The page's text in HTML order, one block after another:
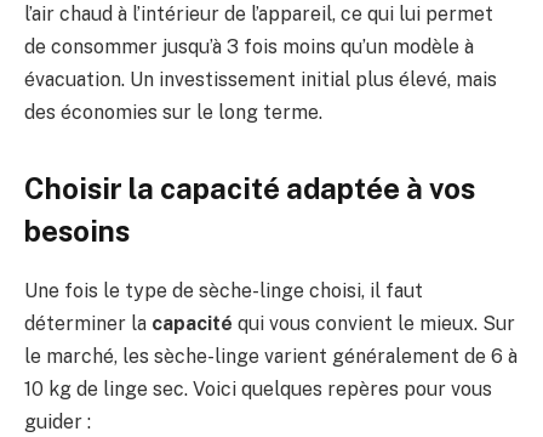
l’air chaud à l’intérieur de l’appareil, ce qui lui permet
de consommer jusqu’à 3 fois moins qu’un modèle à
évacuation. Un investissement initial plus élevé, mais
des économies sur le long terme.
Choisir la capacité adaptée à vos
besoins
Une fois le type de sèche-linge choisi, il faut
déterminer la capacité qui vous convient le mieux. Sur
le marché, les sèche-linge varient généralement de 6 à
10 kg de linge sec. Voici quelques repères pour vous
guider :